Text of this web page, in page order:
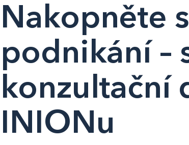
Nakopněte
podnikání –
konzultační
INIONu